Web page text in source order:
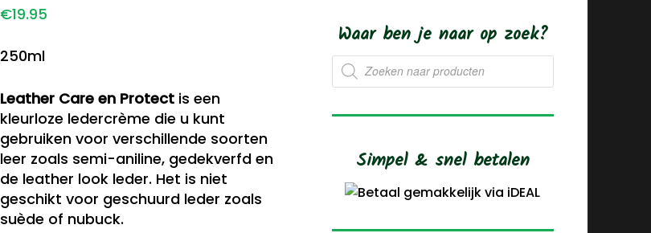
€19.95
250ml
Leather Care en Protect is een
kleurloze ledercrème die u kunt
gebruiken voor verschillende soorten
leer zoals semi-aniline, gedekverfd en
de leather look leder. Het is niet
geschikt voor geschuurd leder zoals
suède of nubuck.
Waar ben je naar op zoek?
Producten
zoeken
Simpel & snel betalen